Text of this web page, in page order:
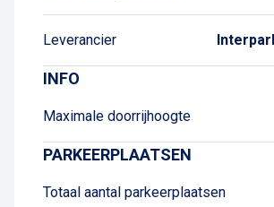
Leverancier
INFO
Maximale doorrijhoogte
PARKEERPLAATSEN
Totaal aantal parkeerplaatsen